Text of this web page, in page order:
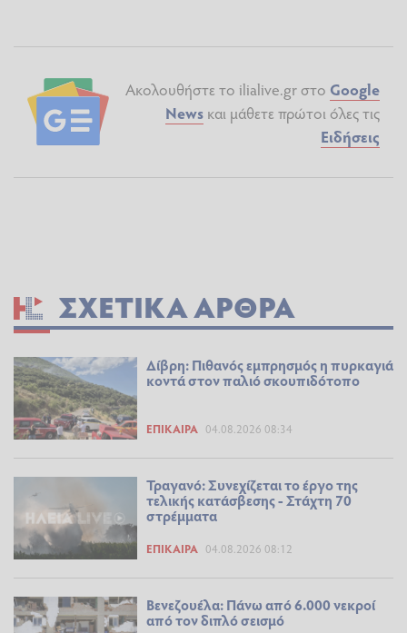
Ακολουθήστε το ilialive.gr στο Google
News και μάθετε πρώτοι όλες τις
Ειδήσεις
ΣΧΕΤΙΚΆ ΆΡΘΡΑ
Δίβρη: Πιθανός εμπρησμός η πυρκαγιά
κοντά στον παλιό σκουπιδότοπο
ΕΠΊΚΑΙΡΑ 04.08.2026 08:34
Τραγανό: Συνεχίζεται το έργο της
τελικής κατάσβεσης - Στάχτη 70
στρέμματα
ΕΠΊΚΑΙΡΑ 04.08.2026 08:12
Βενεζουέλα: Πάνω από 6.000 νεκροί
από τον διπλό σεισμό